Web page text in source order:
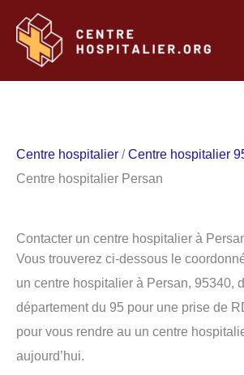
contenu
Centre hospitalier /Centre hospitalier
Centre hospitalier Persan
Contacter un centre hospitalier à
Vous trouverez ci-dessous le
un centre hospitalier à Persan, 95340,
département du 95 pour une prise de
pour vous rendre au un centre
aujourd’hui.